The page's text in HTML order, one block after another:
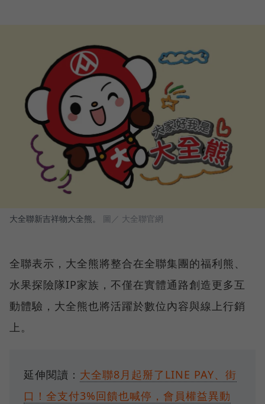
大全聯新吉祥物大全熊。 圖／ 大全聯官網
全聯表示，大全熊將整合在全聯集團的福利熊、
水果探險隊IP家族，不僅在實體通路創造更多互
動體驗，大全熊也將活躍於數位內容與線上行銷
上。
延伸閱讀： 大全聯8月起掰了LINE PAY、街
口！全支付3%回饋也喊停，會員權益異動